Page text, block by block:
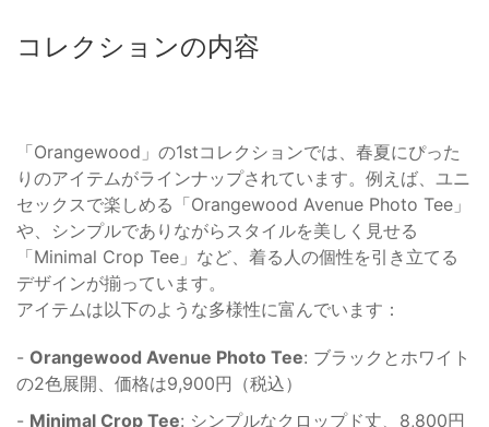
コレクションの内容
「Orangewood」の1stコレクションでは、春夏にぴった
りのアイテムがラインナップされています。例えば、ユニ
セックスで楽しめる「Orangewood Avenue Photo Tee」
や、シンプルでありながらスタイルを美しく見せる
「Minimal Crop Tee」など、着る人の個性を引き立てる
デザインが揃っています。
アイテムは以下のような多様性に富んでいます：
- Orangewood Avenue Photo Tee: ブラックとホワイト
の2色展開、価格は9,900円（税込）
- Minimal Crop Tee: シンプルなクロップド丈、8,800円